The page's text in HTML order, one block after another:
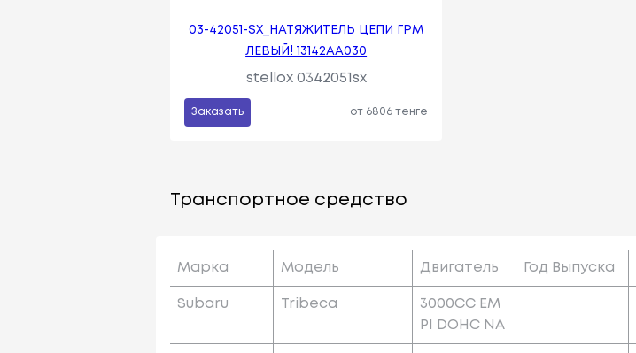
03-42051-SX_НАТЯЖИТЕЛЬ ЦЕПИ ГРМ
ЛЕВЫЙ! 13142AA030
stellox 0342051sx
Заказать от 6806 тенге
Транспортное средство
Марка Модель Двигатель Год Выпуска
Subaru Tribeca
3000CC EM
PI DOHC NA